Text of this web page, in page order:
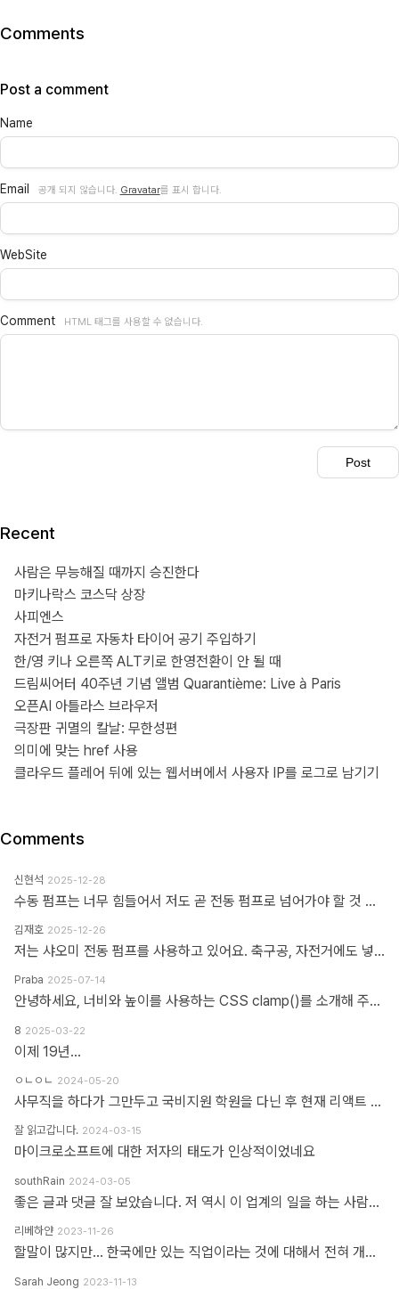
Comments
Post a comment
Name
Email 공개 되지 않습니다. Gravatar를 표시 합니다.
WebSite
Comment HTML 태그를 사용할 수 없습니다.
Recent
사람은 무능해질 때까지 승진한다
마키나락스 코스닥 상장
사피엔스
자전거 펌프로 자동차 타이어 공기 주입하기
한/영 키나 오른쪽 ALT키로 한영전환이 안 될 때
드림씨어터 40주년 기념 앨범 Quarantième: Live à Paris
오픈AI 아틀라스 브라우저
극장판 귀멸의 칼날: 무한성편
의미에 맞는 href 사용
클라우드 플레어 뒤에 있는 웹서버에서 사용자 IP를 로그로 남기기
Comments
신현석 2025-12-28
수동 펌프는 너무 힘들어서 저도 곧 전동 펌프로 넘어가야 할 것 같네요.
김재호 2025-12-26
저는 샤오미 전동 펌프를 사용하고 있어요. 축구공, 자전거에도 넣을 수 있고 자동차 바퀴에도 넣을 수 있어요. 아주 만족스럽습니다.
Praba 2025-07-14
안녕하세요, 너비와 높이를 사용하는 CSS clamp()를 소개해 주셔서 감사합니다. 작업 부담을 최소화하기 위해 calc(), min, max 등 언급하신 모든 기능을 갖춘 도구를 개발했습니다. https://clampgenerator.com/tools/layout-spacing-size/?property=width 에서 확인해 보세요. 즐거운 코딩 되세요.
8 2025-03-22
이제 19년...
ㅇㄴㅇㄴ 2024-05-20
사무직을 하다가 그만두고 국비지원 학원을 다닌 후 현재 리액트 개발자로 일하고 있습니다 다행인지 불행인지(?) 컴퓨터 학원을 간게 아니라 디자인 학원을 가게 되었고 그곳에서는 퍼블리셔와 프론트엔드 개발자의 용어를 혼동해서 사용하였습니다 즉 저는 한동한 "HTML 마크업 + 스타일링 + 약간의 이벤트" 오로지 "사용자가 보고 있는 부분"만 다루는 작업이 "프론트엔드 개발"로 알고 있었습니다 ============> 우리가 흔히 퍼블리셔라고 불리는 영역입니다 하지만 학습할수록 사용자 영역과 소위 백엔드라고 불리는 영역과의 호환이 필요하다는 것을 알게 되었고 그때부터 지금까지 배웠던것과 전혀 다른 역할과 기능들을 학습하게 되었습니다 즉 자바스크립트도 event와 document 부분이 아닌 배열과 객체를 편집하는 것을 배워야 하고 API를 호출해 어떻게 사용자 영역으로 가져와야 하는가 등등 기존 퍼블리셔 역할군과 전혀 다른 것들을 다루게 되었습니다 ============> 이것이 프론트엔드 영역입니다 제가 두 가지 길을 모두 걸어본 바 프론트엔드 개발은 퍼블리셔의 완벽한 상위 호환이고 추구하는 목적도, 기술도 완전히 다릅니다 처음부터 다른 길을 가야하고 생각의 구조도 다르게 가야합니다 그런 의미에서 처음에 퍼블리셔라는 말이 처음에는 편가르기 하는것처럼 싫었지만 지금은 명확하게 길을 제시한다는 관점에서 좋다는 생각을 해봅니다
잘 읽고갑니다. 2024-03-15
마이크로소프트에 대한 저자의 태도가 인상적이었네요
southRain 2024-03-05
좋은 글과 댓글 잘 보았습니다. 저 역시 이 업계의 일을 하는 사람으로써 '웹퍼블리셔' 라는 단어를 만드신 분을 이제 알았네요. 해당 용어를 만들어주셔서 감사합니다. 그 덕에 제 업무에 대한 명확한 기준을 세울 수 있었습니다. 전 이제껏 '웹퍼블리셔' 라는 직무에 부끄러운 적 없었습니다. '웹 퍼블리셔' 라는 직무를 부끄러워 하는 건, 본인이 해당 업무를 제대로 이해하지 못하고 잘 수행하지 못하기 때문이라고 생각해요. 해외와 국내의 개발업무 포지션에 대한 단어가 다를 뿐인데, 유독 국내 개발자들 중에는 굳이 급을 나누는 분들이 많더라구요. 근데 그렇게 급을 나누는 만큼 기본이 되어있는지 의심스러울 때도 많았습니다. 퍼블리셔와 상의없이 css framework 로 화면 대충 만들다가... 디자이너 요청 대로 화면 수정 못하고 대뜸 찾아와서는 수정해달라고 하는 적도 많았고... 만들어 준 화면도 자기 맘대로 이것저것 손대다가 오히려 화면 다 틀어지는 경우도 많이 봤습니다. 이런 걸 보면 오히려 '프론트엔드 개발자' 라고 본인을 지칭하는 분들이 해외와 전혀 다른 개념으로 이해하고 있는 게 아닌가 라는 생각도 들었습니다. 이제는 면역이 되서... 그런 분들 만나면 '그러려니...' 하고 말지만요. ㅎㅎ 각자가 맡은 업무가 있는 거고, 각자의 업무를 서로 존중하는 환경이 필요하다고 생각합니다. 그리고 각자의 자리에서 본인 업무를 충실하면 되지 않을까 싶습니다.
리베하얀 2023-11-26
할말이 많지만... 한국에만 있는 직업이라는 것에 대해서 전혀 개의치도 않고 부끄러워할 이유도 없다고 봅니다. 이 직업군에 대해서 이해라며녀 00년대에 무슨일이 일어났었는지.. 알필요가 있고 국내만의 특수한 환경때문에 만들어진 직업군이고... 근래에 들어 국제화가 되면서 문제시 몇몇분이 문제삼는것 같은데... 본인의 업무 바운더리는 본인이 만드는거지.. 그 단어안에 갇혀서 본인의 수준이나 인식을 만든다고 보지 않습니다. 코더니 UI개발자니, 퍼블리셔니, FE니.. 웹마스터니 풀스택이니 ㅎㅎ 많은 직업군으로 불리우고 있지만 솔직히 본인의 역량에 따라 불리운다고 생각합니다. 당시에 신현석님이 던진 하나의 단어에 여전히 밥먹고 살고 있고, 때때론 자부심도 느낍니다.
Sarah Jeong 2023-11-13